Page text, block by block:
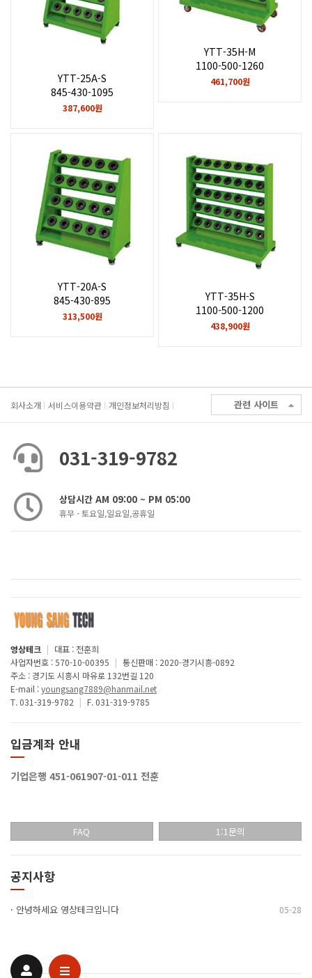
YTT-25A-S
845-430-1095
387,600원
YTT-35H-M
1100-500-1260
461,700원
YTT-20A-S
845-430-895
313,500원
YTT-35H-S
1100-500-1200
438,900원
회사소개 서비스이용약관 개인정보처리방침 관련 사이트
031-319-9782
상담시간 AM 09:00 ~ PM 05:00
휴무 - 토요일,일요일,공휴일
영상테크 | 대표 : 전훈희
사업자번호 : 570-10-00395 | 통신판매 : 2020-경기시흥-0892
주소 : 경기도 시흥시 마유로 132번길 120
E-mail :youngsang7889@hanmail.net
T. 031-319-9782 | F. 031-319-9785
입금계좌 안내
기업은행 451-061907-01-011 전훈
FAQ 1:1문의
공지사항
· 안녕하세요 영상테크입니다 05-28